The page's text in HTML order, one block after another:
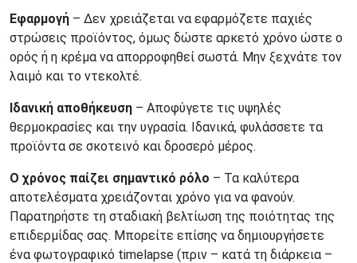
Εφαρμογή – Δεν χρειάζεται να εφαρμόζετε παχιές
στρώσεις προϊόντος, όμως δώστε αρκετό χρόνο ώστε ο
ορός ή η κρέμα να απορροφηθεί σωστά. Μην ξεχνάτε τον
λαιμό και το ντεκολτέ.
Ιδανική αποθήκευση – Αποφύγετε τις υψηλές
θερμοκρασίες και την υγρασία. Ιδανικά, φυλάσσετε τα
προϊόντα σε σκοτεινό και δροσερό μέρος.
Ο χρόνος παίζει σημαντικό ρόλο – Τα καλύτερα
αποτελέσματα χρειάζονται χρόνο για να φανούν.
Παρατηρήστε τη σταδιακή βελτίωση της ποιότητας της
επιδερμίδας σας. Μπορείτε επίσης να δημιουργήσετε
ένα φωτογραφικό timelapse (πριν – κατά τη διάρκεια –